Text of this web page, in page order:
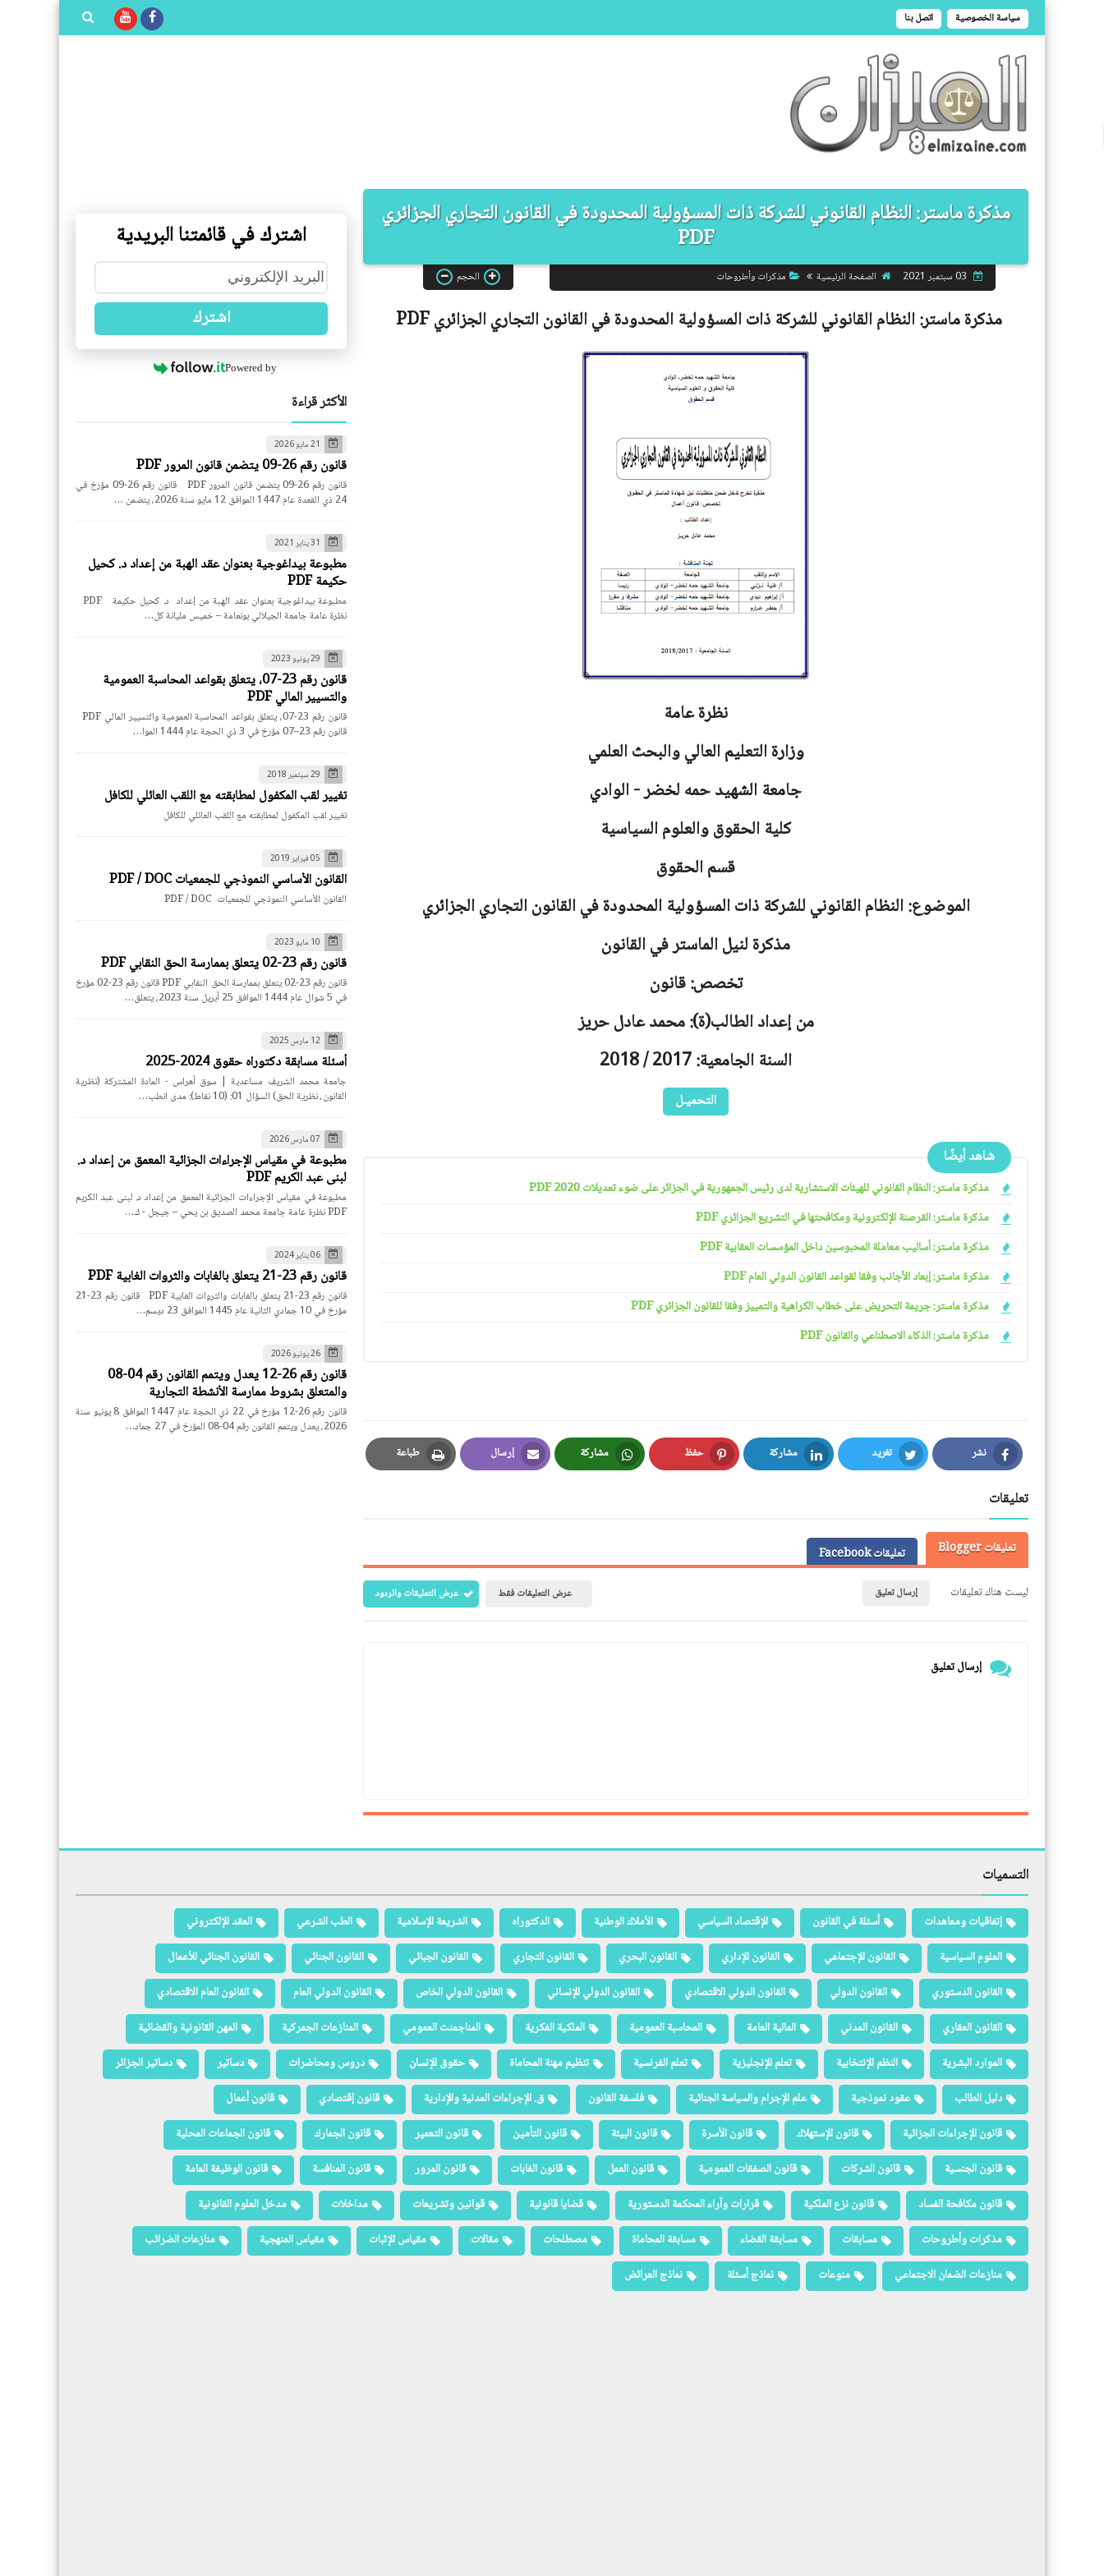
سياسة الخصوصية اتصل بنا
مذكرة ماستر: النظام القانوني للشركة ذات المسؤولية المحدودة في القانون التجاري الجزائري
PDF
الصفحة الرئيسية مذكرات وأطروحات الحجم
مذكرة ماستر:النظام القانوني للشركة ذات المسؤولية المحدودة في القانون التجاري الجزائريPDF
نظرة عامة
وزارة التعليم العالي والبحث العلمي
جامعةالشهيد حمه لخضر - الوادي
كلية الحقوق والعلوم السياسية
قسم الحقوق
الموضوع: النظام القانوني للشركة ذات المسؤولية المحدودة في القانون التجاري الجزائري
مذكرة لنيل الماستر في القانون
تخصص: قانون
من إعداد الطالب(ة): محمد عادل حريز
السنة الجامعية: 2017 / 2018
التحميـل
شاهد أيضًا
مذكرة ماستر: النظام القانوني للهيئات الاستشارية لدى رئيس الجمهورية في الجزائر على ضوء تعديلات 2020 PDF
مذكرة ماستر: القرصنة الإلكترونية ومكافحتها في التشريع الجزائري PDF
مذكرة ماستر: أساليب معاملة المحبوسين داخل المؤسسات العقابية PDF
مذكرة ماستر: إبعاد الأجانب وفقا لقواعد القانون الدولي العام PDF
مذكرة ماستر: جريمة التحريض على خطاب الكراهية والتمييز وفقا للقانون الجزائري PDF
مذكرة ماستر: الذكاء الاصطناعي والقانون PDF
نشر
Facebook
تغريد
Twitter
مشاركة
LinkedIn
حفظ
Pinterest
مشاركة
Whatsapp
إرسال
Email
طباعة
Print
تعليقات
تعليقات Blogger
تعليقات Facebook
ليست هناك تعليقات
إرسال تعليق عرض التعليقات فقط عرض التعليقات والردود
إرسال تعليق
اشترك في قائمتنا البريدية
اشترك
Powered by
الأكثر قراءة
21 مايو 2026
قانون رقم 26-09 يتضمن قانون المرور PDF
قانون رقم 26-09 يتضمن قانون المرور PDF قانون رقم 26-09 مؤرخ في
24 ذي القعدة عام 1447 الموافق 12 مايو سنة 2026، يتضمن …
31 يناير 2021
مطبوعة بيداغوجية بعنوان عقد الهبة من إعداد د. كحيل
حكيمة PDF
نظرة عامة جامعة الجيلالي بونعامة – خميس مليانة كل…
29 يونيو 2023
قانون رقم 23-07، يتعلق بقواعد المحاسبة العمومية
والتسيير المالي PDF
قانون رقم 23–07 مؤرخ في 3 ذي الحجة عام 1444 الموا…
29 سبتمبر 2018
تغيير لقب المكفول لمطابقته مع اللقب العائلي للكافل
تغيير لقب المكفول لمطابقته مع اللقب العائلي للكافل
05 فبراير 2019
القانون الأساسي النموذجي للجمعيات PDF / DOC
القانون الأساسي النموذجي للجمعيات PDF / DOC
10 مايو 2023
قانون رقم 23-02 يتعلق بممارسة الحق النقابي PDF
قانون رقم 23-02 يتعلق بممارسة الحق النقابي PDF قانون رقم 23-02 مؤرخ
في 5 شوال عام 1444 الموافق 25 أبريل سنة 2023، يتعلق…
12 مارس 2025
أسئلة مسابقة دكتوراه حقوق 2024-2025
جامعة محمد الشريف مساعدية | سوق أهراس - المادة المشتركة (نظرية
القانون، نظرية الحق) السؤال 01: (10 نقاط): مدى انطب…
07 مارس 2026
مطبوعة في مقياس الإجراءات الجزائية المعمق من إعداد د.
لبنى عبد الكريم PDF
مطبوعة في مقياس الإجراءات الجزائية المعمق من إعداد د. لبنى عبد الكريم
PDF نظرة عامة جامعة محمد الصديق بن يحي – جيجل - ك…
06 يناير 2024
قانون رقم 23-21 يتعلق بالغابات والثروات الغابية PDF
قانون رقم 23-21 يتعلق بالغابات والثروات الغابية PDF قانون رقم 23-21
مؤرخ في 10 جمادي الثانية عام 1445 الموافق 23 ديسم…
26 يونيو 2026
قانون رقم 26-12 يعدل ويتمم القانون رقم 04-08
والمتعلق بشروط ممارسة الأنشطة التجارية
قانون رقم 26-12 مؤرخ في 22 ذي الحجة عام 1447 الموافق 8 يونيو سنة
2026، يعدل ويتمم القانون رقم 04-08 المؤرخ في 27 جماد…
التسميات
إتفاقيات ومعاهدات أسئلة في القانون الإقتصاد السياسي الأملاك الوطنية الدكتوراه الشريعة الإسلامية الطب الشرعي
العقد الإلكتروني
العلوم السياسية
القانون الإجتماعي القانون الإداري القانون البحري القانون التجاري القانون الجبائي القانون الجنائي
القانون الجنائي للأعمال
القانون الدستوري
القانون الدولي القانون الدولي الاقتصادي القانون الدولي الإنساني القانون الدولي الخاص القانون الدولي العام
القانون العام الاقتصادي
القانون العقاري
القانون المدني المالية العامة المحاسبة العمومية الملكية الفكرية المناجمنت العمومي المنازعات الجمركية
المهن القانونية والقضائية
الموارد البشرية
النظم الإنتخابية تعلم الإنجليزية تعلم الفرنسية تنظيم مهنة المحاماة حقوق الإنسان دروس ومحاضرات دساتير
دساتير الجزائر
دليل الطالب
عقود نموذجية علم الإجرام والسياسة الجنائية فلسفة القانون ق. الإجراءات المدنية والإدارية قانون إقتصادي
قانون أعمال
قانون الإجراءات الجزائية
قانون الإستهلاك قانون الأسرة قانون البيئة قانون التأمين قانون التعمير قانون الجمارك
قانون الجماعات المحلية
قانون الجنسية
قانون الشركات قانون الصفقات العمومية قانون العمل قانون الغابات قانون المرور قانون المنافسة
قانون الوظيفة العامة
قانون مكافحة الفساد
قانون نزع الملكية قرارات وآراء المحكمة الدستورية قضايا قانونية قوانين وتشريعات مداخلات
مدخل العلوم القانونية
مذكرات وأطروحات
مسابقات مسابقة القضاء مسابقة المحاماة مصطلحات مقالات مقياس الإثبات مقياس المنهجية
منازعات الضرائب
منازعات الضمان الاجتماعي
منوعات نماذج أسئلة نماذج العرائض